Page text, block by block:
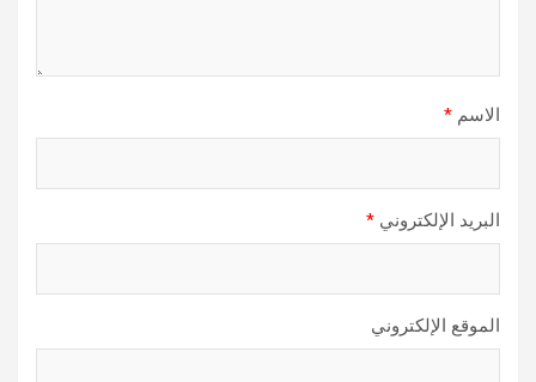
الاسم *
البريد الإلكتروني *
الموقع الإلكتروني